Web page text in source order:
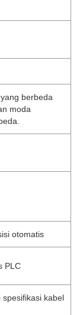
berbeda
moda
otomatis
PLC
kabel